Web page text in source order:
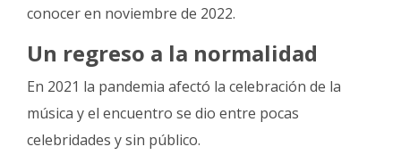
conocer en noviembre de 2022.
Un regreso a la normalidad
En 2021 la pandemia afectó la celebración de la
música y el encuentro se dio entre pocas
celebridades y sin público.